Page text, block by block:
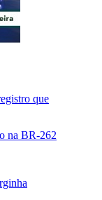
que
na BR-262